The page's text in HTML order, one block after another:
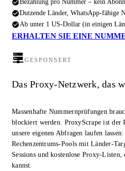
Dutzende Länder, WhatsApp-fähige
Ab unter 1 US-Dollar (in einigen
ERHALTEN SIE EINE
GESPONSERT
Das Proxy-Netzwerk, das
Massenhafte Nummernprüfungen
blockiert werden. ProxyScrape ist
unsere eigenen Abfragen laufen
Rechenzentrums-Pools mit Länder-
Sessions und kostenlose Proxy-
kannst.